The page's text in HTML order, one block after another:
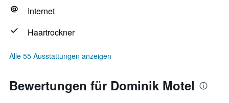
Internet
Haartrockner
Alle 55 Ausstattungen anzeigen
Bewertungen für Dominik Motel